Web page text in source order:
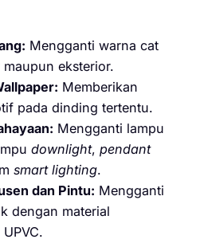
Mengganti warna cat
eksterior.
Memberikan
pada dinding tertentu.
Mengganti lampu
downlight, pendant
smart lighting.
dan Pintu: Mengganti
dengan material